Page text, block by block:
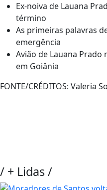
Ex-noiva de Lauana
término
As primeiras palavras
emergência
Avião de Lauana Prado
em Goiânia
FONTE/CRÉDITOS: Valeria
/ + Lidas/